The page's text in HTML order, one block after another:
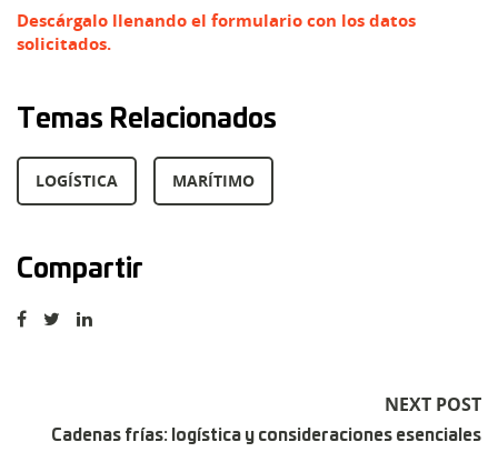
Descárgalo llenando el formulario con los datos
solicitados.
Temas Relacionados
LOGÍSTICA MARÍTIMO
Compartir
NEXT POST
Cadenas frías: logística y consideraciones esenciales